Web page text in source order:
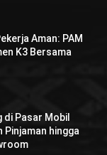
Aman: PAM
K3 Bersama
di Pasar Mobil
Pinjaman hingga